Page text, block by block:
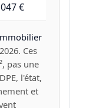
047 €
Ces
pas une
l'état,
et